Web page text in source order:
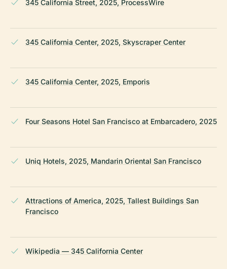
345 California Street, 2025, ProcessWire
345 California Center, 2025, Skyscraper Center
345 California Center, 2025, Emporis
Four Seasons Hotel San Francisco at Embarcadero, 2025
Uniq Hotels, 2025, Mandarin Oriental San Francisco
Attractions of America, 2025, Tallest Buildings San
Francisco
Wikipedia — 345 California Center